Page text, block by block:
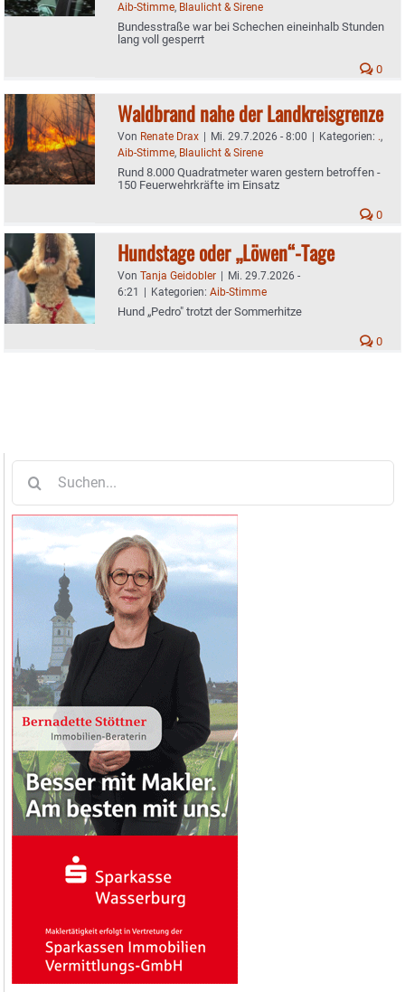
Aib-Stimme, Blaulicht & Sirene
Bundesstraße war bei Schechen eineinhalb Stunden
lang voll gesperrt
0
Waldbrand nahe der Landkreisgrenze
Von Renate Drax Mi. 29.7.2026 - 8:00 Kategorien: .,
Aib-Stimme, Blaulicht & Sirene
Rund 8.000 Quadratmeter waren gestern betroffen -
150 Feuerwehrkräfte im Einsatz
0
Hundstage oder „Löwen“-Tage
Von Tanja Geidobler
Mi. 29.7.2026 -
6:21
Kategorien: Aib-Stimme
Hund „Pedro" trotzt der Sommerhitze
0
nach: